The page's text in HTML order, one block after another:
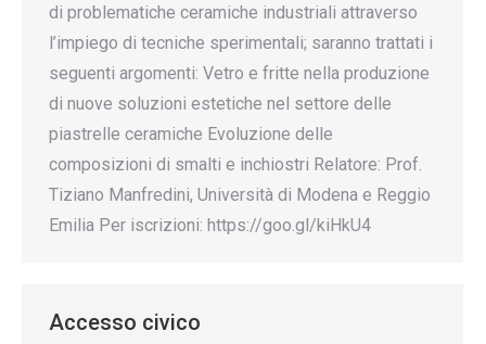
di problematiche ceramiche industriali attraverso
l’impiego di tecniche sperimentali; saranno trattati i
seguenti argomenti: Vetro e fritte nella produzione
di nuove soluzioni estetiche nel settore delle
piastrelle ceramiche Evoluzione delle
composizioni di smalti e inchiostri Relatore: Prof.
Tiziano Manfredini, Università di Modena e Reggio
Emilia Per iscrizioni: https://goo.gl/kiHkU4
Accesso civico